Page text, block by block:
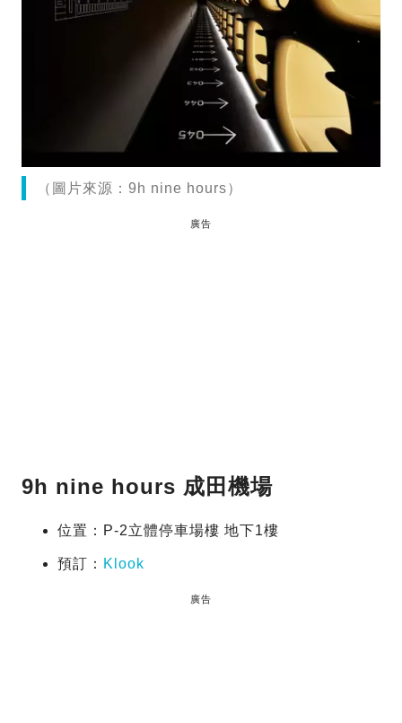
（圖片來源：9h nine hours）
廣告
9h nine hours 成田機場
位置：P-2立體停車場樓 地下1樓
預訂： Klook
廣告